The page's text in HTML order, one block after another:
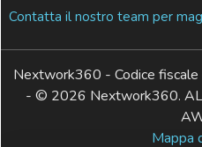
Contatta il nostro team per
Nextwork360 - Codice
- © 2026 Nextwork360.
Mappa